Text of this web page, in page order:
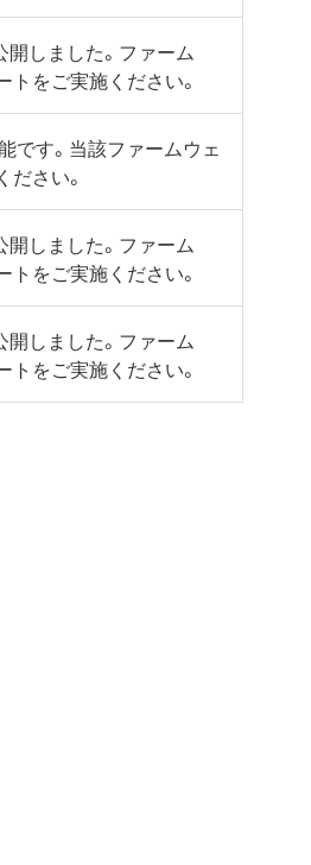
しました。ファーム
トをご実施ください。
です。当該ファームウェ
さい。
しました。ファーム
トをご実施ください。
しました。ファーム
トをご実施ください。